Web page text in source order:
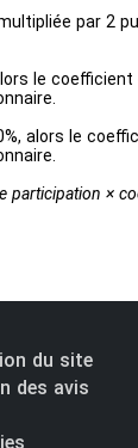
par 2
le
alors le
participation ×
du site
des avis